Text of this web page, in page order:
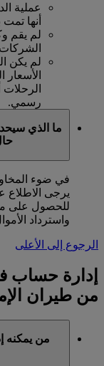
عملية
أنها
لم يقم
لم يكن
رسمي.
ما الذي
في ضوء
يرجى الاطلاع
للحصول على
واسترداد
الرجوع إلى الأعلى
إدارة حساب
من طيران
من يمكنه